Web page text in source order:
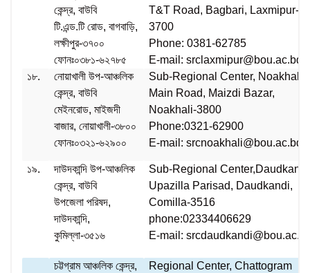
কেন্দ্র, বাউবি
টি.এন্ড.টি রোড, বাগবাড়ি,
লক্ষীপুর-৩৭০০
ফোনঃ০৩৮১-৬২৭৮৫
T&T Road, Bagbari, Laxmipur-
3700
Phone: 0381-62785
E-mail: srclaxmipur@bou.ac.bd
১৮.
নোয়াখালী উপ-আঞ্চলিক
কেন্দ্র, বাউবি
মেইনরোড, মাইজদী
বাজার, নোয়াখালী-৩৮০০
ফোনঃ০৩২১-৬২৯০০
Sub-Regional Center, Noakhali
Main Road, Maizdi Bazar,
Noakhali-3800
Phone:0321-62900
E-mail: srcnoakhali@bou.ac.bd
১৯.
দাউদকান্দি উপ-আঞ্চলিক
কেন্দ্র, বাউবি
উপজেলা পরিষদ,
দাউদকান্দি,
কুমিল্লা-৩৫১৬
Sub-Regional Center,Daudkandi
Upazilla Parisad, Daudkandi,
Comilla-3516
phone:02334406629
E-mail:
চট্টগ্রাম আঞ্চলিক কেন্দ্র,
Regional Center, Chattogram